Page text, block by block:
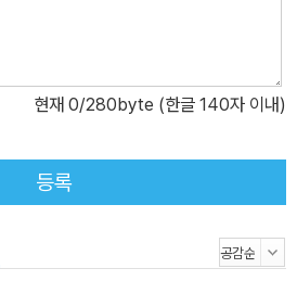
현재 0/280byte (한글 140자 이내)
등록